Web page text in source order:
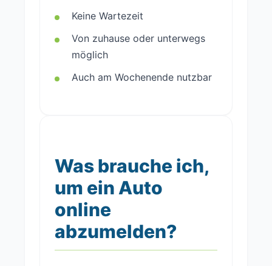
Keine Wartezeit
Von zuhause oder unterwegs
möglich
Auch am Wochenende nutzbar
Was brauche ich,
um ein Auto
online
abzumelden?